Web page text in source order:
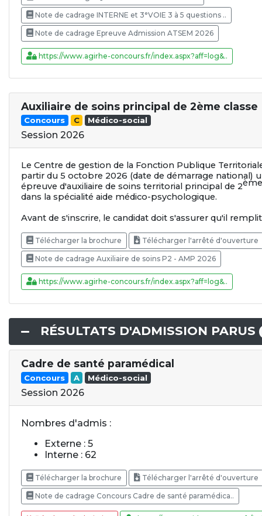
Note de cadrage INTERNE et 3°VOIE 3 à 5 questions ..
Note de cadrage Epreuve Admission ATSEM 2026
https://www.agirhe-concours.fr/index.aspx?aff=log&..
Auxiliaire de soins principal de 2ème classe
Concours C Médico-social
Session 2026
Le Centre de gestion de la Fonction Publique
partir du 5 octobre 2026 (date de démarrage national)
épreuve d'auxiliaire de soins territorial principal de 2ème
dans la spécialité aide médico-psychologique.
Avant de s'inscrire, le candidat doit s'assurer qu'il
Télécharger la brochure Télécharger l'arrêté d'ouverture
Note de cadrage Auxiliaire de soins P2 - AMP 2026
https://www.agirhe-concours.fr/index.aspx?aff=log&..
RÉSULTATS D'ADMISSION PARUS
Cadre de santé paramédical
Concours A Médico-social
Session 2026
Nombres d'admis :
Externe : 5
Interne : 62
Télécharger la brochure Télécharger l'arrêté d'ouverture
Note de cadrage Concours Cadre de santé paramédica..